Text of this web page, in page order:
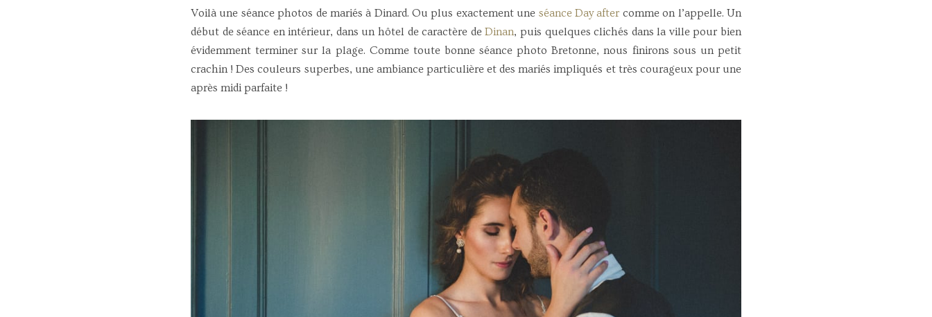
Voilà une séance photos de mariés à Dinard. Ou plus exactement une séance Day after comme on l’appelle. Un
début de séance en intérieur, dans un hôtel de caractère deDinan, puis quelques clichés dans la ville pour bien
évidemment terminer sur la plage. Comme toute bonne séance photo Bretonne, nous finirons sous un petit
crachin ! Des couleurs superbes, une ambiance particulière et des mariés impliqués et très courageux pour une
après midi parfaite !